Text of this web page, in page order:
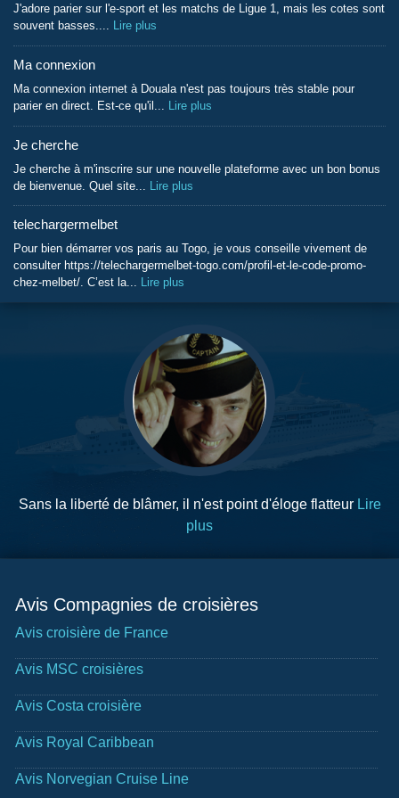
J'adore parier sur l'e-sport et les matchs de Ligue 1, mais les cotes sont
souvent basses.... Lire plus
Ma connexion
Ma connexion internet à Douala n'est pas toujours très stable pour
parier en direct. Est-ce qu'il...
Lire plus
Je cherche
Je cherche à m'inscrire sur une nouvelle plateforme avec un bon bonus
de bienvenue. Quel site... Lire plus
telechargermelbet
Pour bien démarrer vos paris au Togo, je vous conseille vivement de
consulter https://telechargermelbet-togo.com/profil-et-le-code-promo-
chez-melbet/. C’est la... Lire plus
Sans la liberté de blâmer, il n'est point d'éloge flatteur Lire
plus
Avis Compagnies de croisières
Avis croisière de France
Avis MSC croisières
Avis Costa croisière
Avis Royal Caribbean
Avis Norvegian Cruise Line